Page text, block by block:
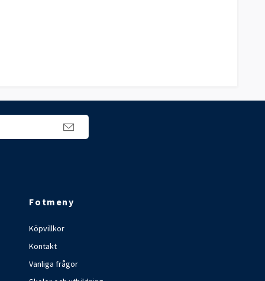
Fotmeny
Köpvillkor
Kontakt
Vanliga frågor